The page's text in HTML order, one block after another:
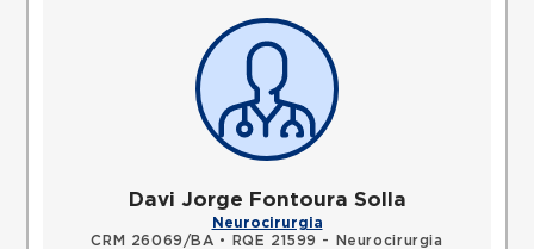
Davi Jorge Fontoura Solla
Neurocirurgia
CRM 26069/BA • RQE 21599 - Neurocirurgia